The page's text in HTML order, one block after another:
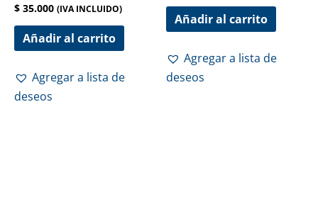
$ 35.000 (IVA INCLUIDO)
Añadir al carrito
Agregar a lista de
deseos
Añadir al carrito
Agregar a lista de
deseos